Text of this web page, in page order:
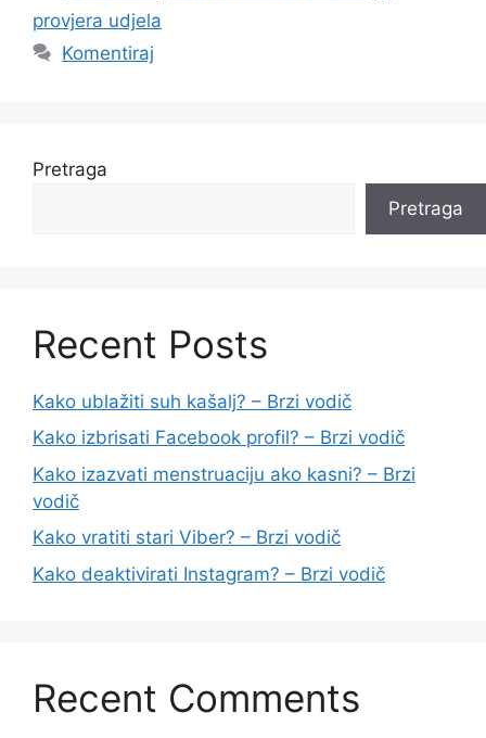
provjera udjela
Komentiraj
Pretraga
Pretraga
Recent Posts
Kako ublažiti suh kašalj? – Brzi vodič
Kako izbrisati Facebook profil? – Brzi vodič
Kako izazvati menstruaciju ako kasni? – Brzi
vodič
Kako vratiti stari Viber? – Brzi vodič
Kako deaktivirati Instagram? – Brzi vodič
Recent Comments